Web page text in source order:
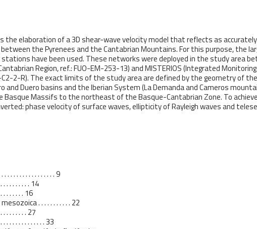
the elaboration of a 3D shear-wave velocity model that reflects as
the Pyrenees and the Cantabrian Mountains. For this purpose, the
have been used. These networks were deployed in the study area
Region, ref.: FUO-EM-253-13) and MISTERIOS (Integrated
2-R). The exact limits of the study area are defined by the geometry of the
Duero basins and the Iberian System (La Demanda and Cameros
Massifs to the northeast of the Basque-Cantabrian Zone. To
phase velocity of surface waves, ellipticity of Rayleigh waves and
. . . . . . . . . . . . . . 9
. . . . . . . . 14
. . . . . . 16
. . . . . . . . . . . 22
. . . . . . . 27
. . . . . . . . . . . . 33